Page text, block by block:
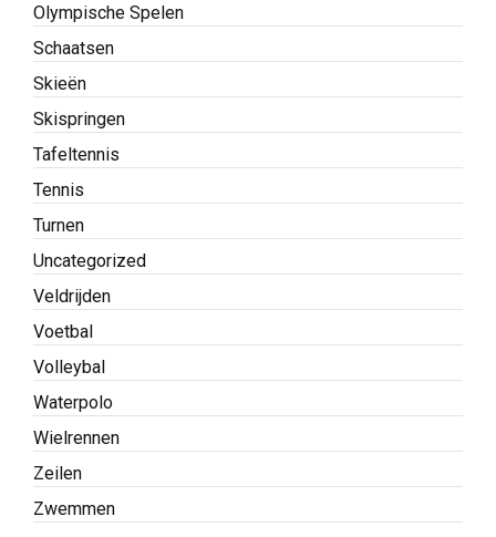
Olympische Spelen
Schaatsen
Skieën
Skispringen
Tafeltennis
Tennis
Turnen
Uncategorized
Veldrijden
Voetbal
Volleybal
Waterpolo
Wielrennen
Zeilen
Zwemmen